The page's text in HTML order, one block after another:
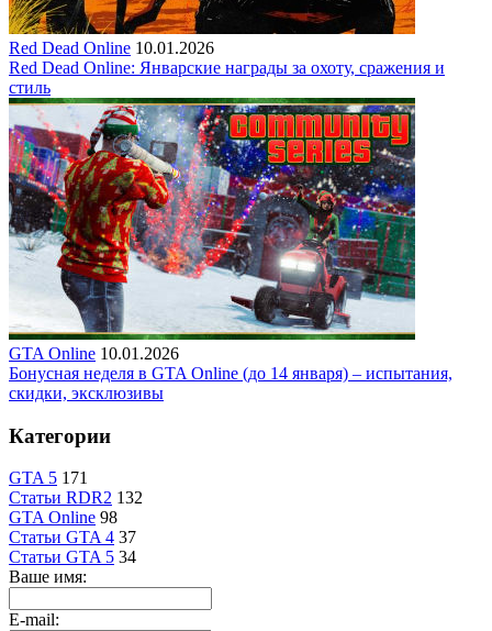
Red Dead Online 10.01.2026
Red Dead Online: Январские награды за охоту, сражения и
стиль
GTA Online 10.01.2026
Бонусная неделя в GTA Online (до 14 января) – испытания,
скидки, эксклюзивы
Категории
GTA 5 171
Статьи RDR2 132
GTA Online 98
Статьи GTA 4 37
Статьи GTA 5 34
Ваше имя:
E-mail: